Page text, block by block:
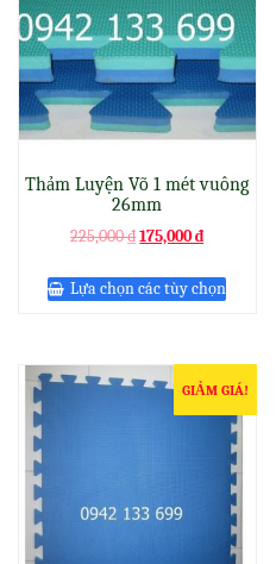
Thảm Luyện Võ 1 mét vuông
26mm
225,000₫Original
was:
225,000 ₫.
175,000₫Current
is:
175,000 ₫.
Lựa chọn các tùy chọn
GIẢM GIÁ!